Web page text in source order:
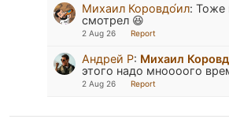
Михаил Коровдо́ил: Тоже
смотрел 😆
2 Aug 26 Report
Андрей Р: Михаил
этого надо мноооого
2 Aug 26 Report